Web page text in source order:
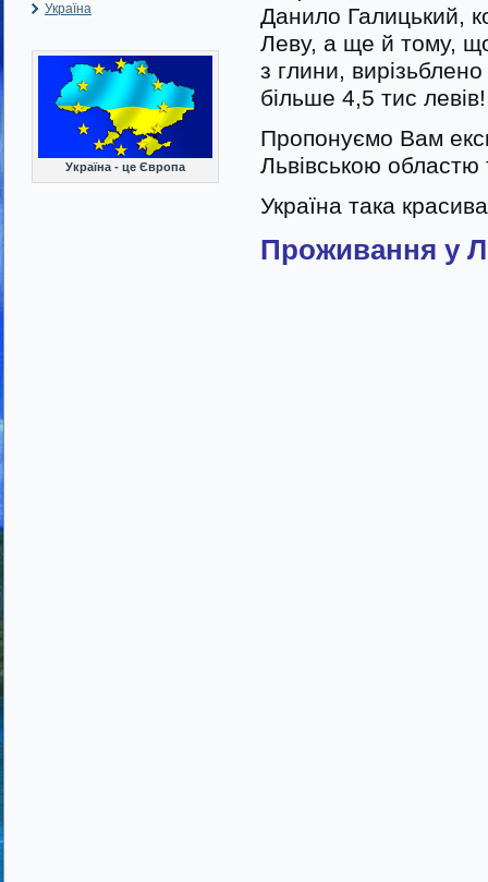
Україна
Україна - це Європа
Данило Галицький,
Леву, а ще й тому,
з глини,
більше 4,5 тис левів!
Пропонуємо Вам
Львівською областю
Україна така
Проживання у